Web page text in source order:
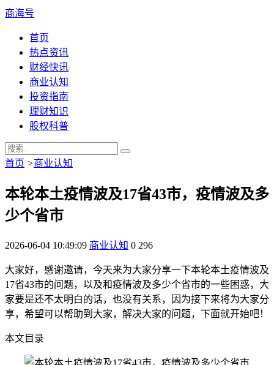
商海号
首页
热点资讯
财经快讯
商业认知
投资指南
理财知识
股权科普
首页 >商业认知
本轮本土疫情波及17省43市，疫情波及多
少个省市
2026-06-04 10:49:09 商业认知 0 296
大家好，感谢邀请，今天来为大家分享一下本轮本土疫情波及
17省43市的问题，以及和疫情波及多少个省市的一些困惑，大
家要是还不太明白的话，也没有关系，因为接下来将为大家分
享，希望可以帮助到大家，解决大家的问题，下面就开始吧！
本文目录